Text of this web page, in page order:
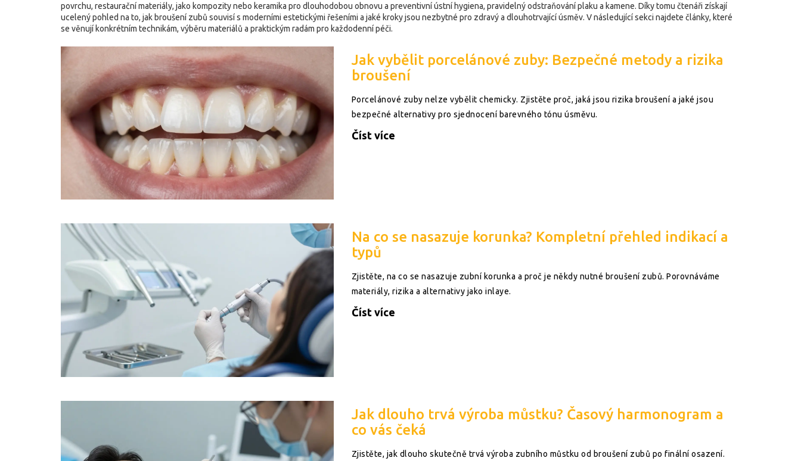
povrchu, restaurační materiály, jako kompozity nebo keramika pro dlouhodobou obnovu a preventivní ústní hygiena, pravidelný odstraňování plaku a kamene. Díky tomu čtenáři získají
ucelený pohled na to, jak broušení zubů souvisí s moderními estetickými řešeními a jaké kroky jsou nezbytné pro zdravý a dlouhotrvající úsměv. V následující sekci najdete články, které
se věnují konkrétním technikám, výběru materiálů a praktickým radám pro každodenní péči.
Jak vybělit porcelánové zuby: Bezpečné metody a rizika
broušení
Porcelánové zuby nelze vybělit chemicky. Zjistěte proč, jaká jsou rizika broušení a jaké jsou
bezpečné alternativy pro sjednocení barevného tónu úsměvu.
Číst více
Na co se nasazuje korunka? Kompletní přehled indikací a
typů
Zjistěte, na co se nasazuje zubní korunka a proč je někdy nutné broušení zubů. Porovnáváme
materiály, rizika a alternativy jako inlaye.
Číst více
Jak dlouho trvá výroba můstku? Časový harmonogram a
co vás čeká
Zjistěte, jak dlouho skutečně trvá výroba zubního můstku od broušení zubů po finální osazení.